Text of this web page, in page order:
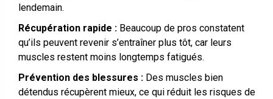
lendemain.
Récupération rapide : Beaucoup de pros constatent
qu’ils peuvent revenir s’entraîner plus tôt, car leurs
muscles restent moins longtemps fatigués.
Prévention des blessures : Des muscles bien
détendus récupèrent mieux, ce qui réduit les risques de